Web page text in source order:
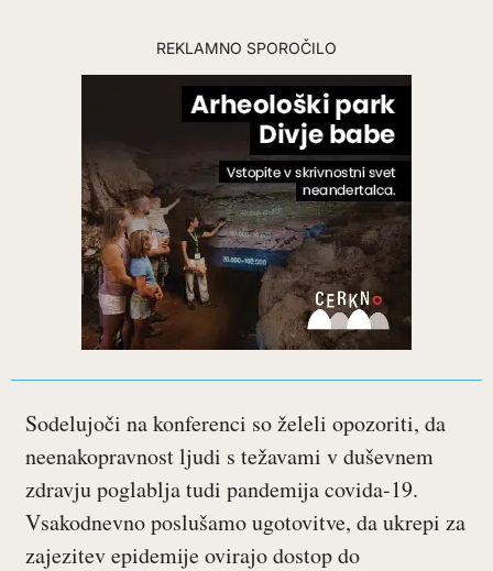
REKLAMNO SPOROČILO
Sodelujoči na konferenci so želeli opozoriti, da
neenakopravnost ljudi s težavami v duševnem
zdravju poglablja tudi pandemija covida-19.
Vsakodnevno poslušamo ugotovitve, da ukrepi za
zajezitev epidemije ovirajo dostop do